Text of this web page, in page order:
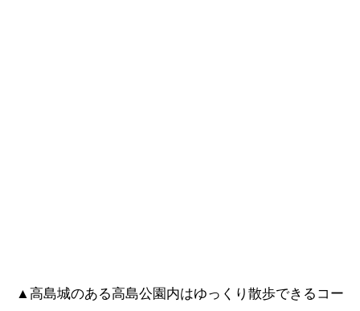
▲高島城のある高島公園内はゆっくり散歩できるコー